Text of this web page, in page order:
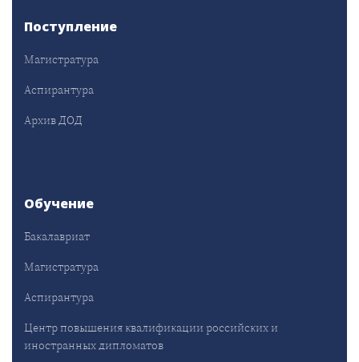
Поступление
Магистратура
Аспирантура
Архив ДОД
Обучение
Бакалавриат
Магистратура
Аспирантура
Центр повышения квалификации российских и
иностранных дипломатов